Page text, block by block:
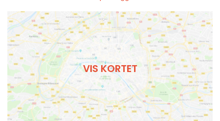
VIS KORTET